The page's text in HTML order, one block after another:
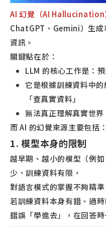
AI 幻覺（AI Hallucination
ChatGPT、Gemini）生成
資訊。
關鍵點在於：
LLM 的核心工作是：
它是根據訓練資料中
「查真實資料」
無法真正理解真實世
而 AI 的幻覺來源主要包括：
1. 模型本身的限制
越早期、越小的模型（例
少、訓練資料有限，
對語言模式的掌握不夠精
若訓練資料本身有錯、過
錯誤「學進去」，在回答時